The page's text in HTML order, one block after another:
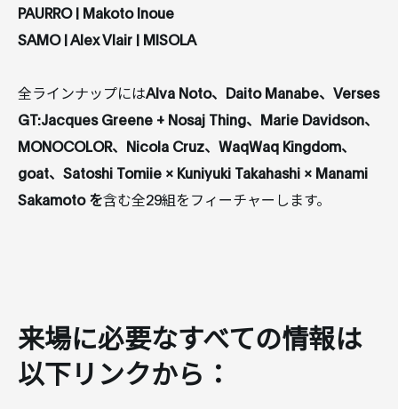
PAURRO | Makoto Inoue
SAMO | Alex Vlair | MISOLA
全ラインナップにはAlva Noto、Daito Manabe、Verses
GT:Jacques Greene + Nosaj Thing、Marie Davidson、
MONOCOLOR、Nicola Cruz、WaqWaq Kingdom、
goat、Satoshi Tomiie × Kuniyuki Takahashi × Manami
Sakamoto を含む全29組をフィーチャーします。
来場に必要なすべての情報は
以下リンクから：